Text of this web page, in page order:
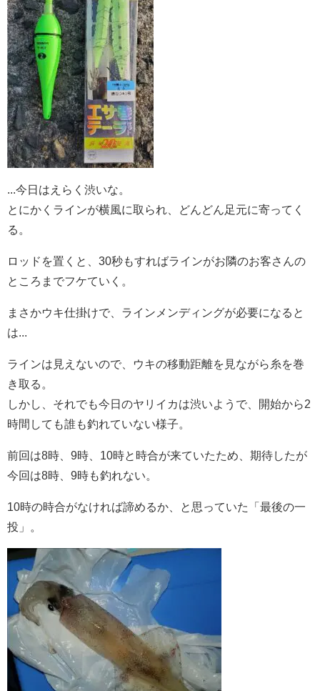
...今日はえらく渋いな。
とにかくラインが横風に取られ、どんどん足元に寄ってく
る。
ロッドを置くと、30秒もすればラインがお隣のお客さんの
ところまでフケていく。
まさかウキ仕掛けで、ラインメンディングが必要になると
は...
ラインは見えないので、ウキの移動距離を見ながら糸を巻
き取る。
しかし、それでも今日のヤリイカは渋いようで、開始から2
時間しても誰も釣れていない様子。
前回は8時、9時、10時と時合が来ていたため、期待したが
今回は8時、9時も釣れない。
10時の時合がなければ諦めるか、と思っていた「最後の一
投」。